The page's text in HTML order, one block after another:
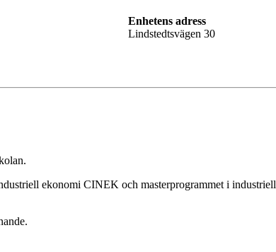
Enhetens adress
Lindstedtsvägen 30
ekonomi CINEK och masterprogrammet i industriell